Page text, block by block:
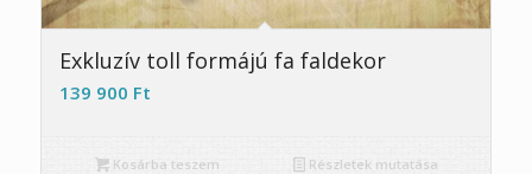
Exkluzív toll formájú fa faldekor
139 900 Ft
Kosárba teszem Részletek mutatása